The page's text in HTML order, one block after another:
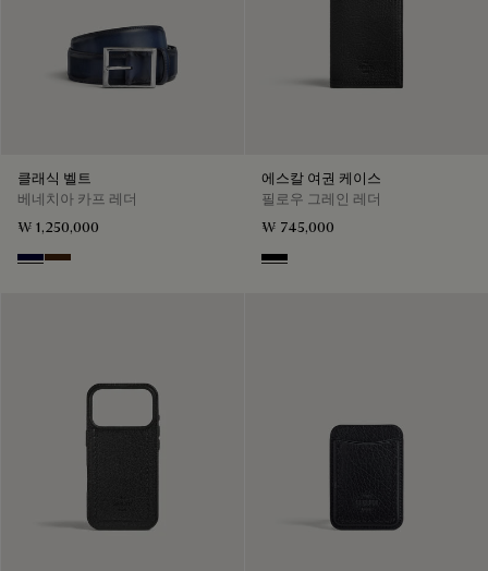
클래식 벨트
베네치아 카프 레더
₩ 1,250,000
Nero BluMarrone Intenso
에스칼 여권 케이스
필로우 그레인 레더
₩ 745,000
Deep Black